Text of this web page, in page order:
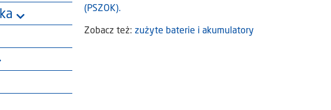
(PSZOK).
Zobacz też: zużyte baterie i akumulatory